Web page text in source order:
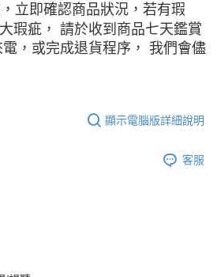
立即確認商品狀況，若有瑕
瑕疵， 請於收到商品七天鑑賞
，或完成退貨程序， 我們會儘
顯示電腦版詳細說明
客服